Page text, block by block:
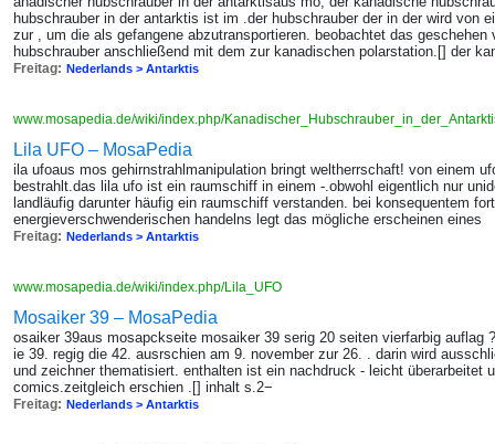
hubschrauber in der antarktis ist im .der hubschrauber der in der wird von
zur , um die als gefangene abzutransportieren. beobachtet das
hubschrauber anschließend mit dem zur kanadischen polarstation.[] der
Freitag: Nederlands > Antarktis
www.mosapedia.de/wiki/index.php/
Lila UFO – MosaPedia
ila ufoaus mos gehirnstrahlmanipulation bringt weltherrschaft! von einem
bestrahlt.das lila ufo ist ein raumschiff in einem -.obwohl eigentlich nur
landläufig darunter häufig ein raumschiff verstanden. bei konsequentem
energieverschwenderischen handelns legt das mögliche erscheinen eines
Freitag: Nederlands > Antarktis
www.mosapedia.de/wiki/index.php/Lila_UFO
Mosaiker 39 – MosaPedia
osaiker 39aus mosapckseite mosaiker 39 serig 20 seiten vierfarbig auflag
ie 39. regig die 42. ausrschien am 9. november zur 26. . darin wird
und zeichner thematisiert. enthalten ist ein nachdruck - leicht überarbeitet
comics.zeitgleich erschien .[] inhalt s.2−
Freitag: Nederlands > Antarktis